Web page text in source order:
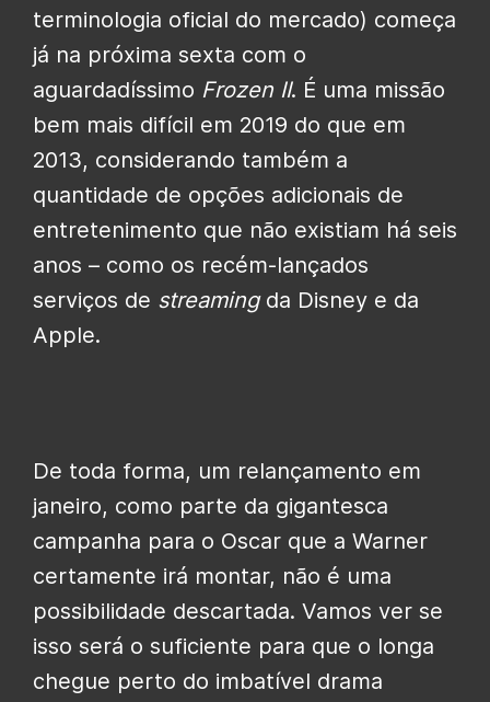
terminologia oficial do mercado) começa
já na próxima sexta com o
aguardadíssimo Frozen II. É uma missão
bem mais difícil em 2019 do que em
2013, considerando também a
quantidade de opções adicionais de
entretenimento que não existiam há seis
anos – como os recém-lançados
serviços de streamingda Disney e da
Apple.
De toda forma, um relançamento em
janeiro, como parte da gigantesca
campanha para o Oscar que a Warner
certamente irá montar, não é uma
possibilidade descartada. Vamos ver se
isso será o suficiente para que o longa
chegue perto do imbatível drama